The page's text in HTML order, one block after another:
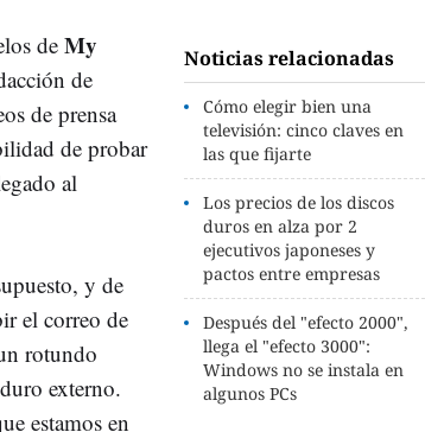
Noticias relacionadas
Cómo elegir bien una
televisión: cinco claves en
las que fijarte
Los precios de los discos
duros en alza por 2
ejecutivos japoneses y
pactos entre empresas
Después del "efecto 2000",
llega el "efecto 3000":
Windows no se instala en
algunos PCs
de My
de
de prensa
de probar
al
y de
el correo de
rotundo
externo.
estamos en